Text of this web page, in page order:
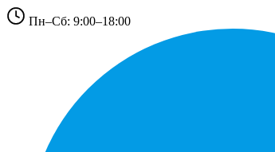
Пн–Сб: 9:00–18:00